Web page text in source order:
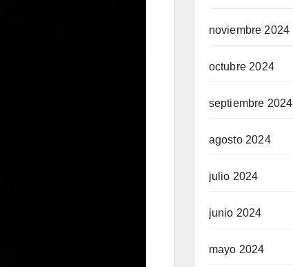
noviembre 2024
octubre 2024
septiembre 2024
agosto 2024
julio 2024
junio 2024
mayo 2024